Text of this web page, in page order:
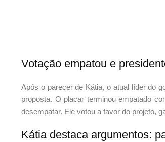
Votação empatou e
Após o parecer de Kátia, o atual líder do
proposta. O placar terminou empatado
desempatar. Ele votou a favor do projeto,
Kátia destaca argumentos: